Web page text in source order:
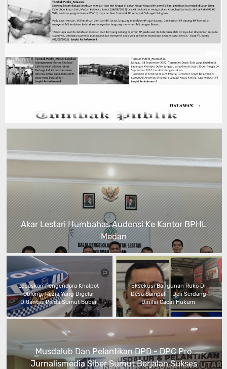
Akar Lestari Humbahas Audensi Ke Kantor BPHL
Medan
Lepaskan Pengendara Knalpot
Oblong, Razia Yang Digelar
Ditlantas Polda Sumut Bubar
Eksekusi Bangunan Ruko Di
Desa Sampali - Deli Serdang
Dinilai Cacat Hukum
Musdalub Dan Pelantikan DPD - DPC Pro
Jurnalismedia Siber Sumut Berjalan Sukses